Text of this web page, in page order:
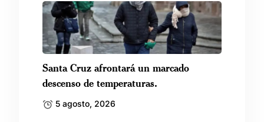
Santa Cruz afrontará un marcado
descenso de temperaturas.
5 agosto, 2026